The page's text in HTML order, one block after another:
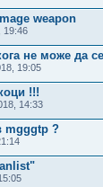
weapon
19:46
не може да
19:05
!!!
14:33
mgggtp ?